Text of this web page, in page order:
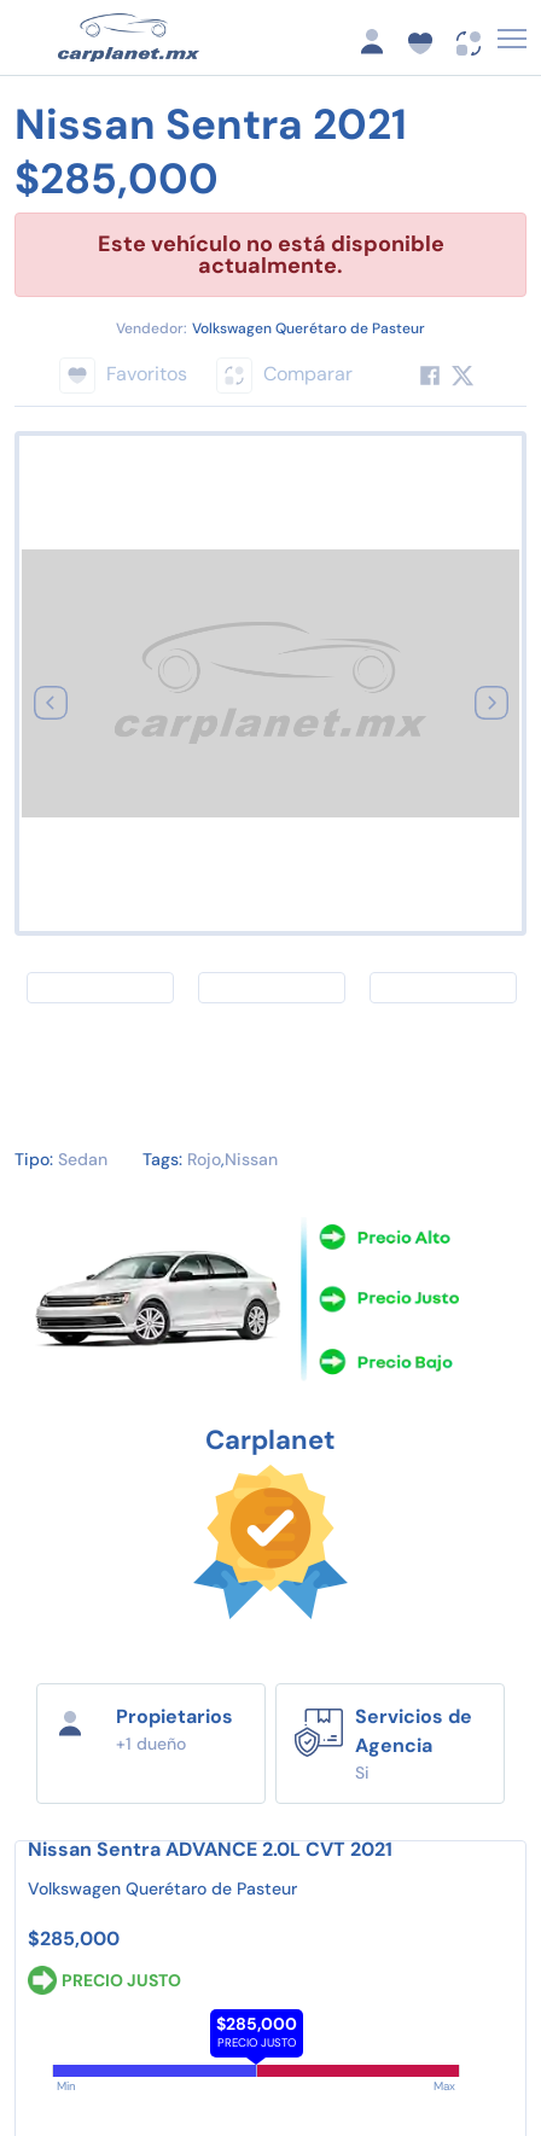
Nissan Sentra 2021
$285,000
Este vehículo no está disponible
actualmente.
Vendedor: Volkswagen Querétaro de Pasteur
Favoritos Comparar
Tipo: Sedan Tags: Rojo,Nissan
Carplanet
Propietarios
+1 dueño
Servicios de
Agencia
Si
Nissan Sentra ADVANCE 2.0L CVT 2021
Volkswagen Querétaro de Pasteur
$285,000
PRECIO JUSTO
$285,000
PRECIO JUSTO
Min Max